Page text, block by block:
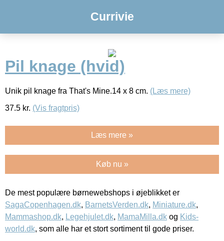
Currivie
Pil knage (hvid)
Unik pil knage fra That's Mine.14 x 8 cm. (Læs mere)
37.5 kr. (Vis fragtpris)
Læs mere »
Køb nu »
De mest populære børnewebshops i øjeblikket er
SagaCopenhagen.dk, BarnetsVerden.dk, Miniature.dk,
Mammashop.dk, Legehjulet.dk, MamaMilla.dk og Kids-
world.dk, som alle har et stort sortiment til gode priser.